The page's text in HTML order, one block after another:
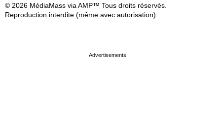
© 2026 MédiaMass via AMP™ Tous droits réservés.
Reproduction interdite (même avec autorisation).